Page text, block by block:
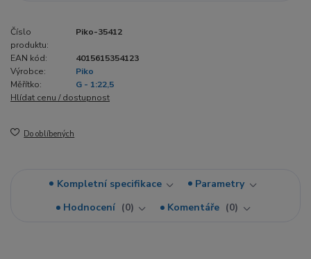
Číslo
produktu:
Piko-35412
EAN kód:
4015615354123
Výrobce:
Piko
Měřítko:
G - 1:22,5
Hlídat cenu / dostupnost
Do oblíbených
Kompletní specifikace
Parametry
Hodnocení
0 Komentáře 0